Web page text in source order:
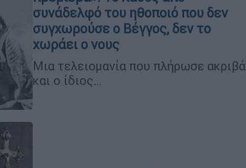
συνάδελφό του ηθοποιό που δεν
συγχωρούσε ο Βέγγος, δεν το
χωράει ο νους
Μια τελειομανία που πλήρωσε ακριβά
και ο ίδιος…